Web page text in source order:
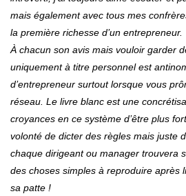
mais également avec tous mes
la première richesse d’un entrepreneur.
À chacun son avis mais vouloir garder
uniquement à titre personnel est
d’entrepreneur surtout lorsque vous
réseau. Le livre blanc est une
croyances en ce système d’être plus
volonté de dicter des règles mais juste
chaque dirigeant ou manager trouvera
des choses simples à reproduire après
sa patte !